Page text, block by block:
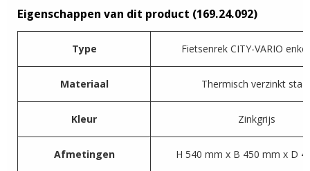
Eigenschappen van dit product (169.24.092)
Type Fietsenrek CITY-VARIO
Materiaal Thermisch verzinkt
Kleur Zinkgrijs
Afmetingen H 540 mm x B 450 mm x D